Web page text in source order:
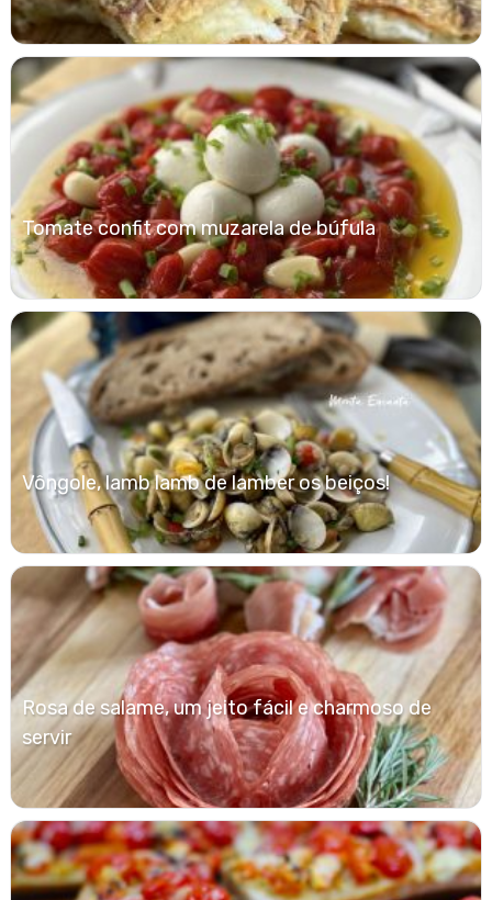
Tomate confit com muzarela de búfula
Vôngole, lamb lamb de lamber os beiços!
Rosa de salame, um jeito fácil e charmoso de
servir